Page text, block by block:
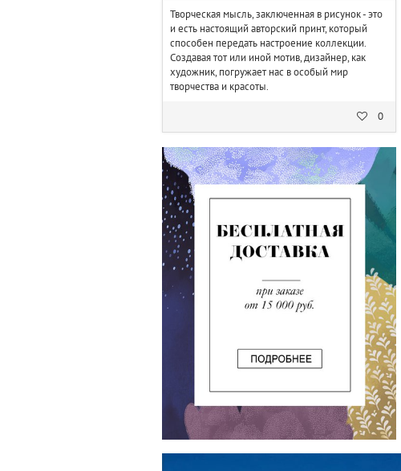
Творческая мысль, заключенная в рисунок - это
и есть настоящий авторский принт, который
способен передать настроение коллекции.
Создавая тот или иной мотив, дизайнер, как
художник, погружает нас в особый мир
творчества и красоты.
0